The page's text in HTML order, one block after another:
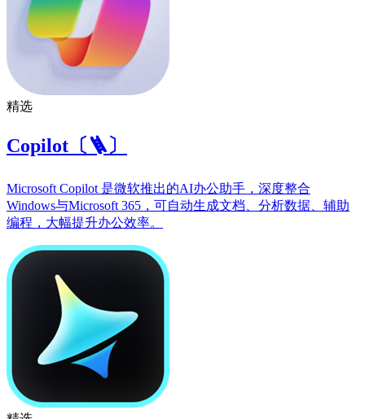
精选
Copilot〔🪜〕
Microsoft Copilot 是微软推出的AI办公助手，深度整合
Windows与Microsoft 365，可自动生成文档、分析数据、辅助
编程，大幅提升办公效率。